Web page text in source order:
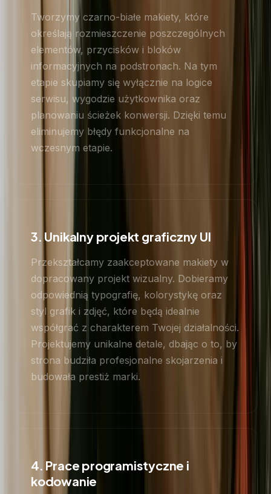
Tworzymy czarno-białe makiety, które
określają rozmieszczenie poszczególnych
elementów, przycisków i bloków
informacyjnych na podstronach. Na tym
etapie skupiamy się wyłącznie na logice
serwisu, wygodzie użytkownika oraz
planowaniu ścieżek konwersji. Dzięki temu
eliminujemy błędy funkcjonalne na
wczesnym etapie.
3. Unikalny projekt graficzny UI
Przekształcamy zaakceptowane makiety w
dopracowany projekt wizualny. Dobieramy
odpowiednią typografię, kolorystykę oraz
styl grafik i zdjęć, które będą idealnie
współgrać z charakterem Twojej działalności.
Projektujemy unikalne detale, dbając o to, by
strona budziła profesjonalne skojarzenia i
budowała prestiż marki.
4. Prace programistyczne i
kodowanie